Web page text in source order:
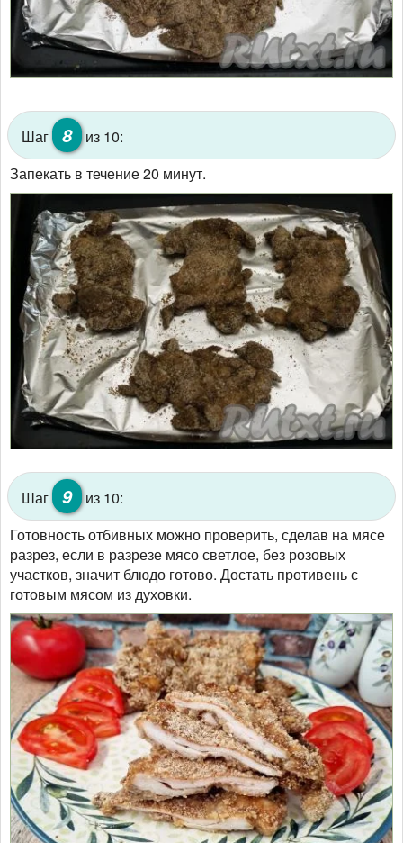
Шаг 8
из 10:
Запекать в течение 20 минут.
Шаг 9
из 10:
Готовность отбивных можно проверить, сделав на мясе
разрез, если в разрезе мясо светлое, без розовых
участков, значит блюдо готово. Достать противень с
готовым мясом из духовки.